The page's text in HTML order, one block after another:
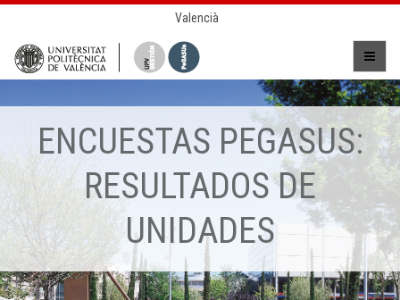
Valencià
ENCUESTAS PEGASUS:
RESULTADOS DE
UNIDADES